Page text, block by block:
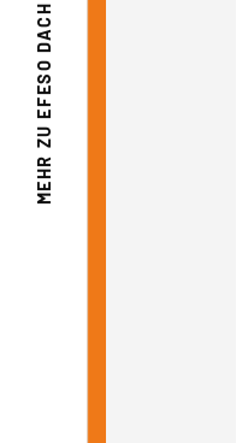
MEHR ZU
EFESO DACH